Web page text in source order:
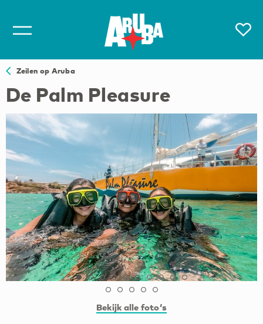
Zeilen op Aruba
De Palm Pleasure
Bekijk alle foto‘s